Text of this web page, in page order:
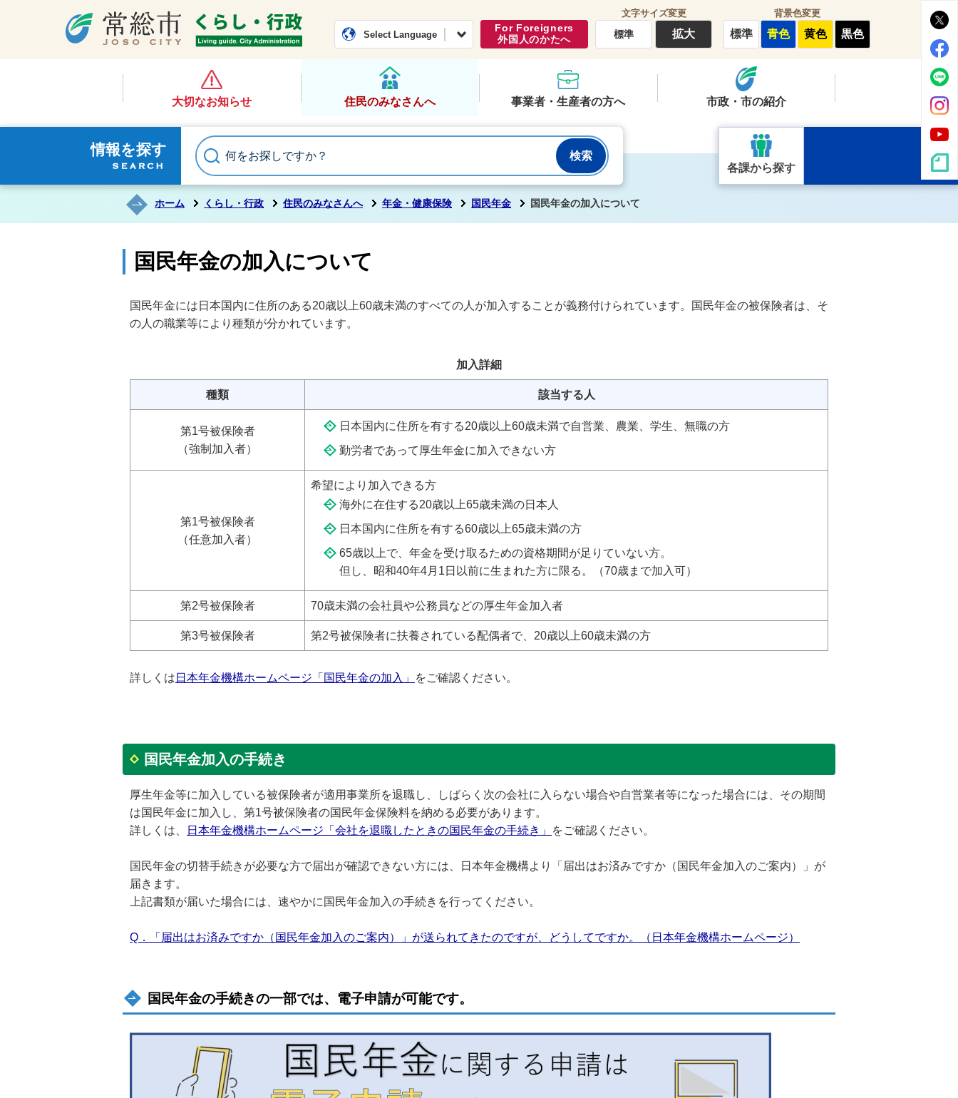
常総市公式ホームページくらし・行政
Select Language
For Foreigners
外国人のかたへ
文字サイズ変更
標準 拡大
背景色変更
標準 青色 黄色 黒色
大切なお知らせ 住民のみなさんへ 事業者・生産者の方へ 市政・市の紹介
情報を探す
各課から探す
ホーム くらし・行政 住民のみなさんへ 年金・健康保険 国民年金 国民年金の加入について
国民年金の加入について
国民年金には日本国内に住所のある20歳以上60歳未満のすべての人が加入することが義務付けられています。国民年金の被保険者は、そ
の人の職業等により種類が分かれています。
加入詳細
種類 該当する人
第1号被保険者
（強制加入者）
日本国内に住所を有する20歳以上60歳未満で自営業、農業、学生、無職の方
勤労者であって厚生年金に加入できない方
第1号被保険者
（任意加入者）
希望により加入できる方
海外に在住する20歳以上65歳未満の日本人
日本国内に住所を有する60歳以上65歳未満の方
65歳以上で、年金を受け取るための資格期間が足りていない方。
但し、昭和40年4月1日以前に生まれた方に限る。（70歳まで加入可）
第2号被保険者 70歳未満の会社員や公務員などの厚生年金加入者
第3号被保険者 第2号被保険者に扶養されている配偶者で、20歳以上60歳未満の方
詳しくは 日本年金機構ホームページ「国民年金の加入」 をご確認ください。
国民年金加入の手続き
厚生年金等に加入している被保険者が適用事業所を退職し、しばらく次の会社に入らない場合や自営業者等になった場合には、その期間
は国民年金に加入し、第1号被保険者の国民年金保険料を納める必要があります。
詳しくは、
日本年金機構ホームページ「会社を退職したときの国民年金の手続き」 をご確認ください。
国民年金の切替手続きが必要な方で届出が確認できない方には、日本年金機構より「届出はお済みですか（国民年金加入のご案内）」が
届きます。
上記書類が届いた場合には、速やかに国民年金加入の手続きを行ってください。
Q．「届出はお済みですか（国民年金加入のご案内）」が送られてきたのですが、どうしてですか。（日本年金機構ホームページ）
国民年金の手続きの一部では、電子申請が可能です。